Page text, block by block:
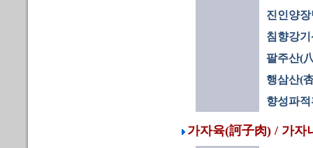
진인양
침향강
팔주산(
행삼산(
향성파
가자육(訶子肉) / 가자